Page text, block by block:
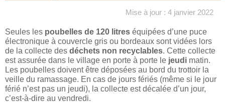
Mise à jour : 4 janvier 2022
Seules les poubelles de 120 litres équipées d’une puce
électronique à couvercle gris ou bordeaux sont vidées lors
de la collecte des déchets non recyclables. Cette collecte
est assurée dans le village en porte à porte le jeudi matin.
Les poubelles doivent être déposées au bord du trottoir la
veille du ramassage. En cas de jours fériés (même si le jour
férié n’est pas un jeudi), la collecte est décalée d’un jour,
c’est-à-dire au vendredi.